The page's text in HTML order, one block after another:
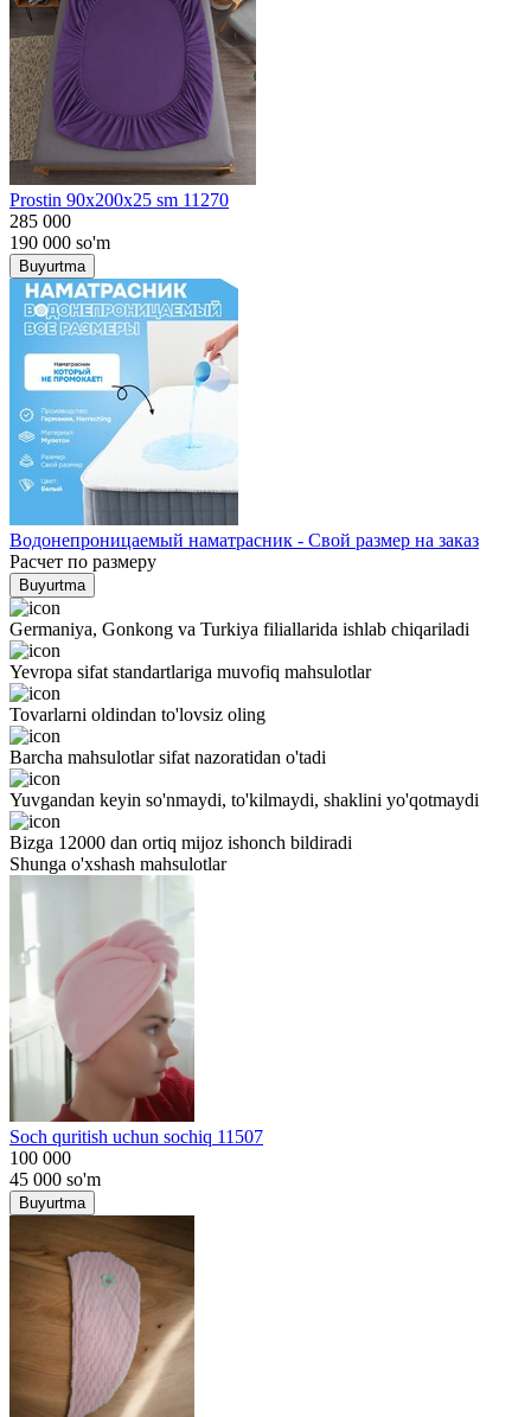
Prostin 90x200x25 sm 11270
285 000
190 000 so'm
Buyurtma
Водонепроницаемый наматрасник - Свой размер на заказ
Расчет по размеру
Buyurtma
Germaniya, Gonkong va Turkiya filiallarida ishlab chiqariladi
Yevropa sifat standartlariga muvofiq mahsulotlar
Tovarlarni oldindan to'lovsiz oling
Barcha mahsulotlar sifat nazoratidan o'tadi
Yuvgandan keyin so'nmaydi, to'kilmaydi, shaklini yo'qotmaydi
Bizga 12000 dan ortiq mijoz ishonch bildiradi
Shunga o'xshash mahsulotlar
Soch quritish uchun sochiq 11507
100 000
45 000 so'm
Buyurtma